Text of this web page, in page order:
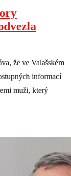
že ve Valašském
informací
muži, který